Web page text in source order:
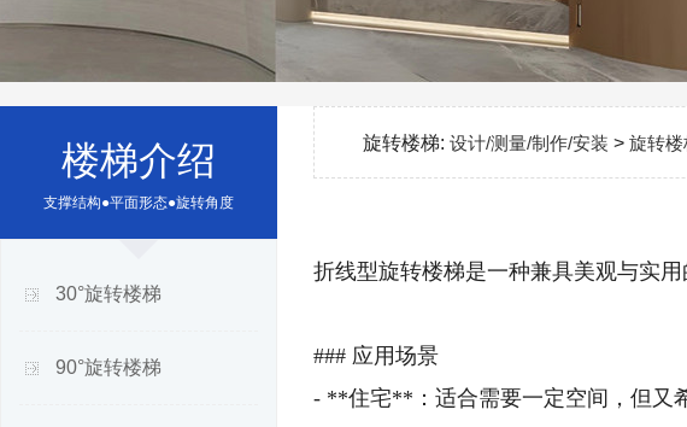
楼梯介绍
支撑结构●平面形态●旋转角度
30°旋转楼梯
90°旋转楼梯
旋转楼梯: 设计/测量/制作/安装 > 旋转
折线型旋转楼梯是一种兼具美观与实
### 应用场景
- **住宅**：适合需要一定空间，但又